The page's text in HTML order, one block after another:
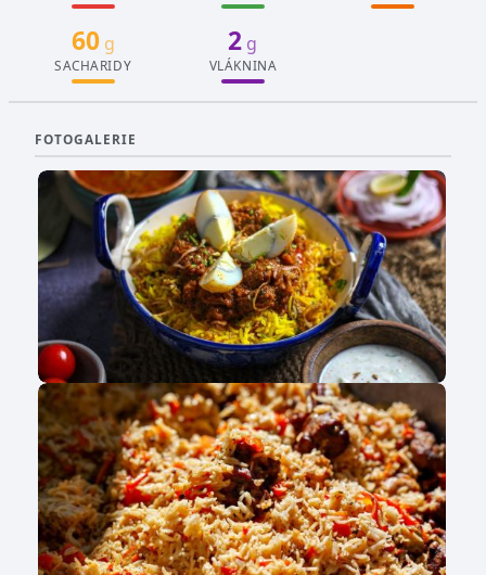
60g
SACHARIDY
2 g
VLÁKNINA
FOTOGALERIE